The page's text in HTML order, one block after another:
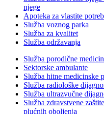
njege
Apoteka za vlastite
Služba voznog parka
Služba za kvalitet
Služba održavanja
Služba porodične
Sektorske ambulante
Služba hitne medicinske
Služba radiološke
Služba ultrazvučne
Služba zdravstvene
plućnih oboljenja